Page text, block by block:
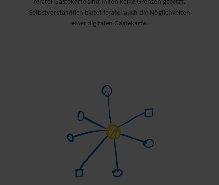
Selbstverständlich bietet feratel auch die Möglichkeiten
einer digitalen Gästekarte.